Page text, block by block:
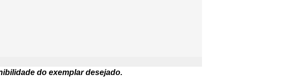
do exemplar desejado.